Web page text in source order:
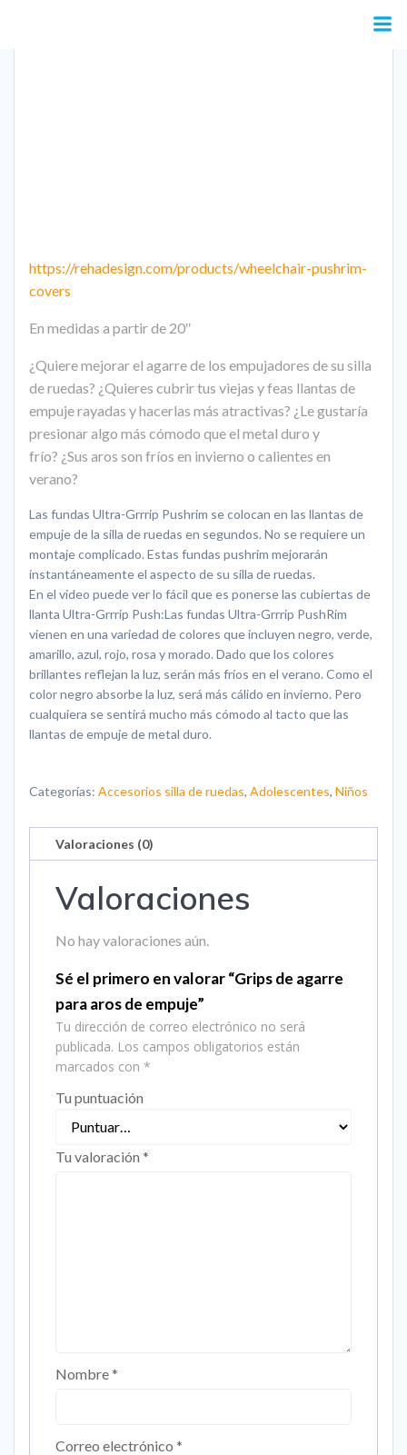
contenido
https://rehadesign.com/products/wheelchair-pushrim-
covers
En medidas a partir de 20″
¿Quiere mejorar el agarre de los empujadores de su silla
de ruedas? ¿Quieres cubrir tus viejas y feas llantas de
empuje rayadas y hacerlas más atractivas? ¿Le gustaría
presionar algo más cómodo que el metal duro y
frío? ¿Sus aros son fríos en invierno o calientes en
verano?
Las fundas Ultra-Grrrip Pushrim se colocan en las llantas de
empuje de la silla de ruedas en segundos. No se requiere un
montaje complicado. Estas fundas pushrim mejorarán
instantáneamente el aspecto de su silla de ruedas.
En el video puede ver lo fácil que es ponerse las cubiertas de
llanta Ultra-Grrrip Push:Las fundas Ultra-Grrrip PushRim
vienen en una variedad de colores que incluyen negro, verde,
amarillo, azul, rojo, rosa y morado. Dado que los colores
brillantes reflejan la luz, serán más fríos en el verano. Como el
color negro absorbe la luz, será más cálido en invierno. Pero
cualquiera se sentirá mucho más cómodo al tacto que las
llantas de empuje de metal duro.
Categorías: Accesorios silla de ruedas, Adolescentes, Niños
Valoraciones (0)
Valoraciones
No hay valoraciones aún.
Sé el primero en valorar “Grips de agarre
para aros de empuje”
Tu dirección de correo electrónico no será
publicada. Los campos obligatorios están
marcados con *
Tu puntuación
Tu valoración *
Nombre*
Correo electrónico *